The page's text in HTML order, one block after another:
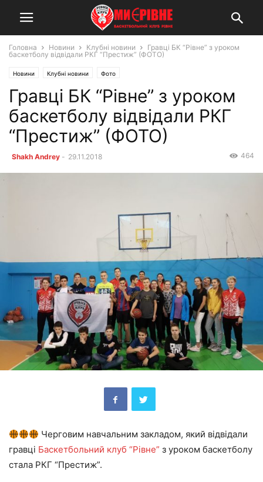
Головна Новини Клубні новини
Гравці БК “Рівне” з уроком
баскетболу відвідали РКГ “Престиж” (ФОТО)
Новини Клубні новини Фото
Гравці БК “Рівне” з уроком
баскетболу відвідали РКГ
“Престиж” (ФОТО)
Shakh Andrey - 29.11.2018 464
Черговим навчальним закладом, який відвідали
гравці Баскетбольний клуб “Рівне” з уроком баскетболу
стала РКГ “Престиж”.